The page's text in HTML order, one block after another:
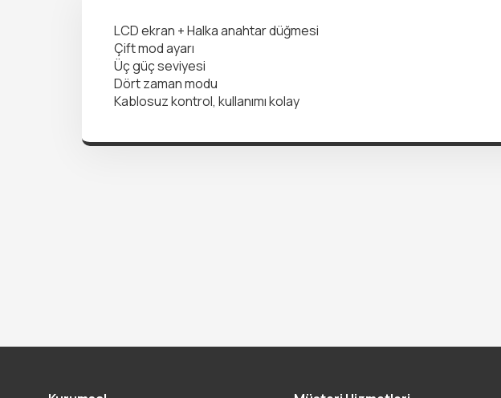
LCD ekran + Halka anahtar düğmesi
Çift mod ayarı
Üç güç seviyesi
Dört zaman modu
Kablosuz kontrol, kullanımı kolay